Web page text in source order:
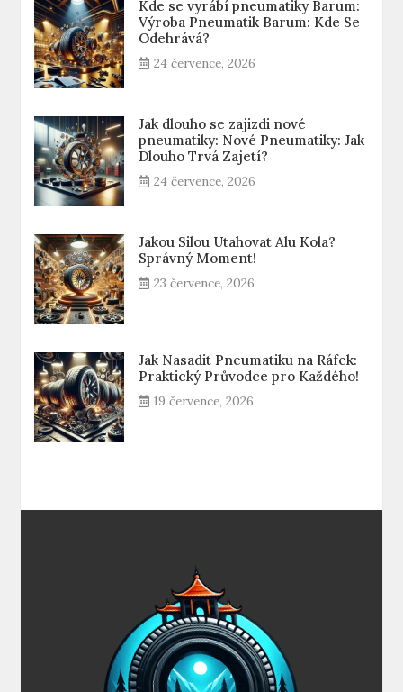
Kde se vyrábí pneumatiky Barum:
Výroba Pneumatik Barum: Kde Se
Odehrává?
24 července, 2026
Jak dlouho se zajizdi nové
pneumatiky: Nové Pneumatiky: Jak
Dlouho Trvá Zajetí?
24 července, 2026
Jakou Silou Utahovat Alu Kola?
Správný Moment!
23 července, 2026
Jak Nasadit Pneumatiku na Ráfek:
Praktický Průvodce pro Každého!
19 července, 2026